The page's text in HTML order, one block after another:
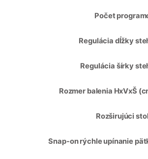
Počet
Regulácia dĺžky
Regulácia šírky
Rozmer balenia HxVxŠ
Rozširujúci
Snap-on rýchle upínanie